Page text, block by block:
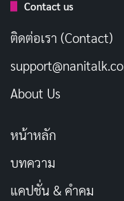
เท่านั้น แต่ยังมีคุณสมบั
แบคทีเรียด้วยเหตุนี้สมุ
ยารักษาอาการเจ็บค
เจ็บคอ
Contact us
ติดต่อเรา (Contact)
About Us
หน้าหลัก
บทความ
แคปชั่น & คำคม